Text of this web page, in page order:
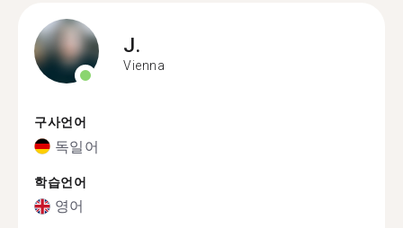
J.
Vienna
구사언어
독일어
학습언어
영어